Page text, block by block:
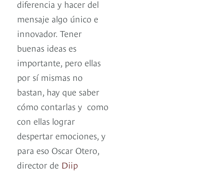
diferencia y hacer del
mensaje algo único e
innovador. Tener
buenas ideas es
importante, pero ellas
por sí mismas no
bastan, hay que saber
cómo contarlas y como
con ellas lograr
despertar emociones, y
para eso Oscar Otero,
director de Diip